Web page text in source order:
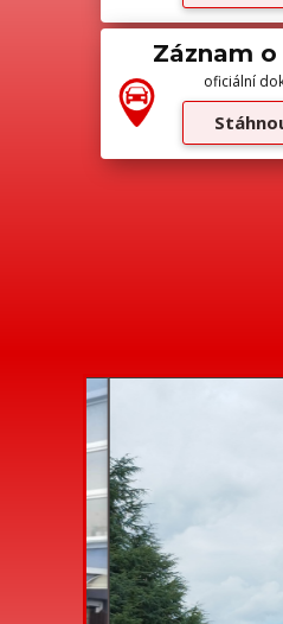
Záznam
oficiální